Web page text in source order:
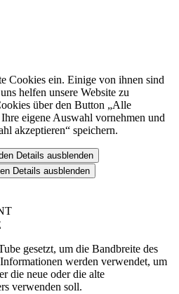
Cookies ein. Einige von ihnen sind
helfen unsere Website zu
über den Button „Alle
eigene Auswahl vornehmen und
akzeptieren“ speichern.
Details ausblenden
Details ausblenden
gesetzt, um die Bandbreite des
werden verwendet, um
die neue oder die alte
verwenden soll.